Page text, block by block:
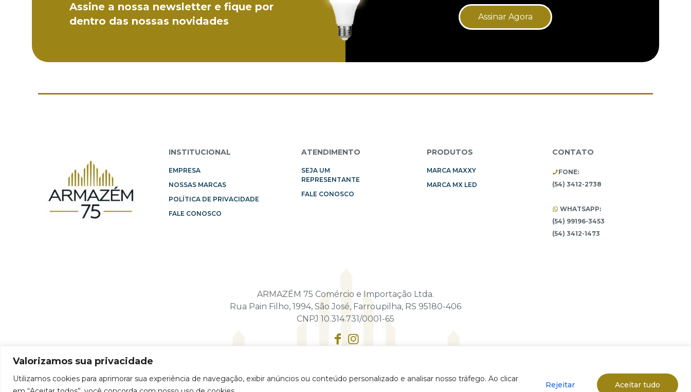
Valorizamos sua privacidade
Utilizamos cookies para aprimorar sua experiência de navegação, exibir anúncios ou conteúdo personalizado e analisar nosso tráfego. Ao clicar
Rejeitar Aceitar tudo
Assine a nossa newsletter e fique por
dentro das nossas novidades
Assinar Agora
INSTITUCIONAL
EMPRESA
NOSSAS MARCAS
POLÍTICA DE PRIVACIDADE
FALE CONOSCO
ATENDIMENTO
SEJA UM
REPRESENTANTE
FALE CONOSCO
PRODUTOS
MARCA MAXXY
MARCA MX LED
CONTATO
FONE:
(54) 3412-2738
WHATSAPP:
(54) 99196-3453
(54) 3412-1473
ARMAZÉM 75 Comércio e Importação Ltda.
Rua Pain Filho, 1994, São José, Farroupilha, RS 95180-406
CNPJ 10.314.731/0001-65